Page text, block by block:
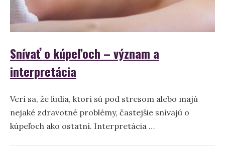
Snívať o kúpeľoch – význam a
interpretácia
Verí sa, že ľudia, ktorí sú pod stresom alebo majú
nejaké zdravotné problémy, častejšie snívajú o
kúpeľoch ako ostatní. Interpretácia …